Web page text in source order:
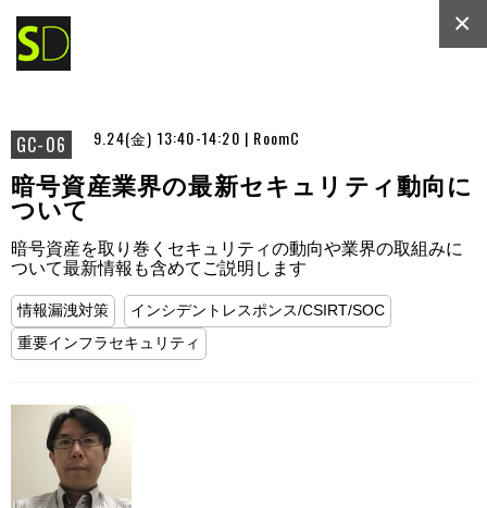
GC-06 9.24(金) 13:40-14:20 | RoomC
×
暗号資産業界の最新セキュリティ動向に
ついて
暗号資産を取り巻くセキュリティの動向や業界の取組みに
ついて最新情報も含めてご説明します
情報漏洩対策
インシデントレスポンス/CSIRT/SOC
重要インフラセキュリティ